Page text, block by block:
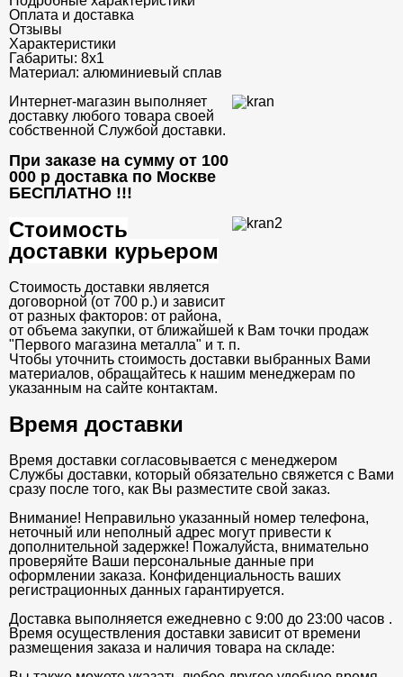
Оплата и доставка
Отзывы
Характеристики
Габариты: 8х1
Материал: алюминиевый сплав
Интернет-магазин выполняет
доставку любого товара своей
собственной Службой доставки.
При заказе на сумму от 100
000 р доставка по Москве
БЕСПЛАТНО !!!
Стоимость
доставки курьером
Стоимость доставки является
договорной (от 700 р.) и зависит
от разных факторов: от района,
от объема закупки, от ближайшей к Вам точки продаж
"Первого магазина металла" и т. п.
Чтобы уточнить стоимость доставки выбранных Вами
материалов, обращайтесь к нашим менеджерам по
указанным на сайте контактам.
Время доставки
Время доставки согласовывается с менеджером
Службы доставки, который обязательно свяжется с Вами
сразу после того, как Вы разместите свой заказ.
Внимание! Неправильно указанный номер телефона,
неточный или неполный адрес могут привести к
дополнительной задержке! Пожалуйста, внимательно
проверяйте Ваши персональные данные при
оформлении заказа. Конфиденциальность ваших
регистрационных данных гарантируется.
Доставка выполняется ежедневно с 9:00 до 23:00 часов .
Время осуществления доставки зависит от времени
размещения заказа и наличия товара на складе: